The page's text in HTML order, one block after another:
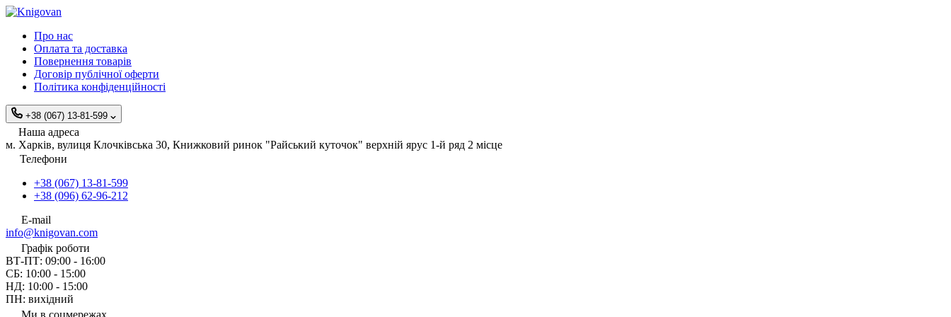
Про нас
Оплата та доставка
Повернення товарів
Договір публічної оферти
Політика конфіденційності
+38 (067) 13-81-599
Наша адреса
м. Харків, вулиця Клочківська 30, Книжковий ринок "Райський куточок" верхній ярус 1-й ряд 2 місце
Телефони
+38 (067) 13-81-599
+38 (096) 62-96-212
E-mail
info@knigovan.com
Графік роботи
ВТ-ПТ: 09:00 - 16:00
СБ: 10:00 - 15:00
НД: 10:00 - 15:00
ПН: вихідний
Ми в соцмережах